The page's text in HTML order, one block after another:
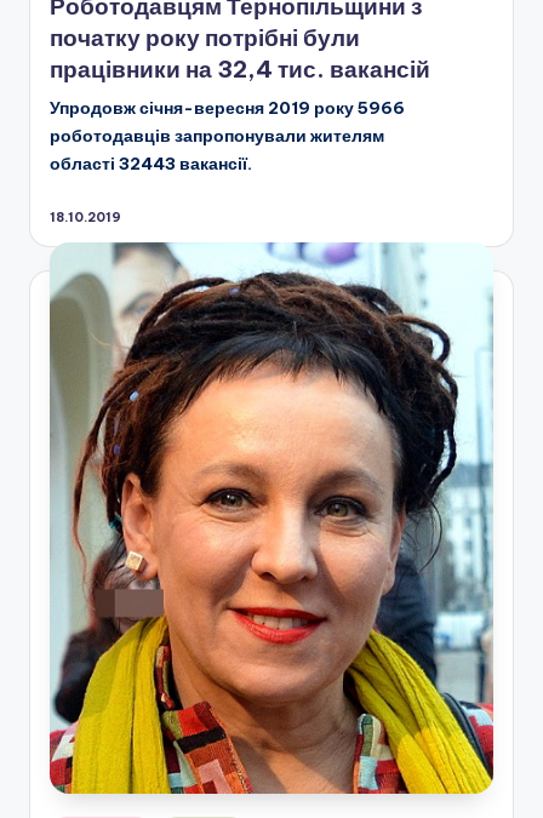
Роботодавцям Тернопільщини з
початку року потрібні були
працівники на 32,4 тис. вакансій
Упродовж січня-вересня 2019 року 5966
роботодавців запропонували жителям
області 32443 вакансії.
18.10.2019